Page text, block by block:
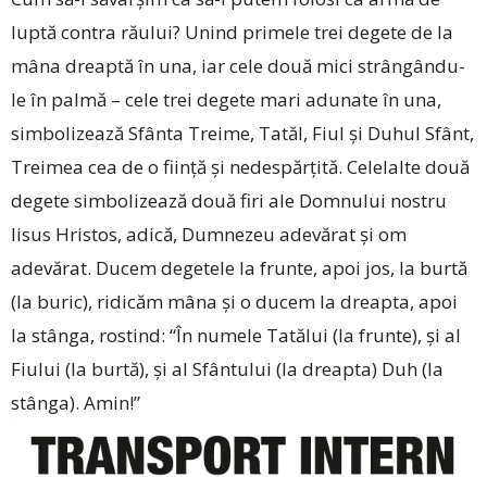
luptă contra răului? Unind primele trei degete de la
mâna dreaptă în una, iar cele două mici strângându-
le în palmă – cele trei degete mari adunate în una,
simbolizează Sfânta Treime, Tatăl, Fiul și Duhul Sfânt,
Treimea cea de o ființă și nedespărțită. Celelalte două
degete simbolizează două firi ale Domnului nostru
Iisus Hristos, adică, Dumnezeu adevărat și om
adevărat. Ducem degetele la frunte, apoi jos, la burtă
(la buric), ridicăm mâna și o ducem la dreapta, apoi
la stânga, rostind: “În numele Tatălui (la frunte), și al
Fiului (la burtă), și al Sfântului (la dreapta) Duh (la
stânga). Amin!”